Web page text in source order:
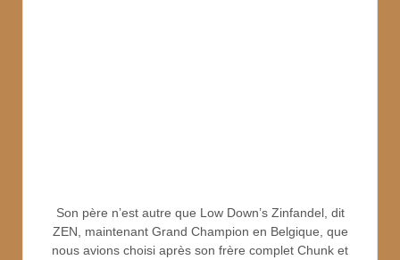
Son père n’est autre que Low Down’s Zinfandel, dit
ZEN, maintenant Grand Champion en Belgique, que
nous avions choisi après son frère complet Chunk et